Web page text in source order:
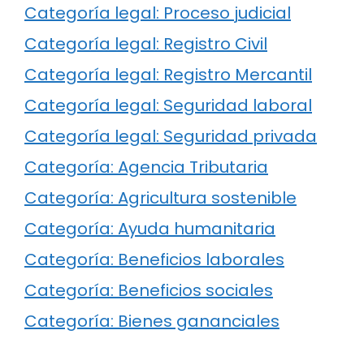
Categoría legal: Proceso judicial
Categoría legal: Registro Civil
Categoría legal: Registro Mercantil
Categoría legal: Seguridad laboral
Categoría legal: Seguridad privada
Categoría: Agencia Tributaria
Categoría: Agricultura sostenible
Categoría: Ayuda humanitaria
Categoría: Beneficios laborales
Categoría: Beneficios sociales
Categoría: Bienes gananciales